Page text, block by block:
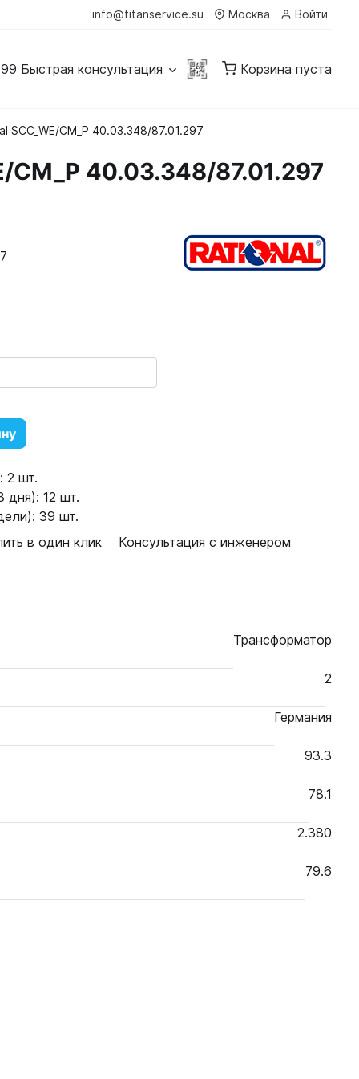
info@titanservice.su Москва Войти
Быстрая консультация Корзина пуста
CM_P 40.03.348/87.01.297
CM_P 40.03.348/87.01.297
2 шт.
дня): 12 шт.
39 шт.
в один клик
Консультация с инженером
Трансформатор
2
Германия
93.3
78.1
2.380
79.6